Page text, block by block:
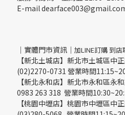
E-mail
｜實體門市資訊｜ 加LINE訂購 到店
【新北土城店】新北市土城區中
(02)2270-0731 營業時間
【新北永和店】新北市永和區永
0983 263 318 營業時間
【桃園中壢店】桃園市中壢區中